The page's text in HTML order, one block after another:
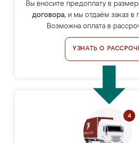
Вы вносите предоплату в
договора, и мы отдаём заказ в
Возможна оплата в
УЗНАТЬ О